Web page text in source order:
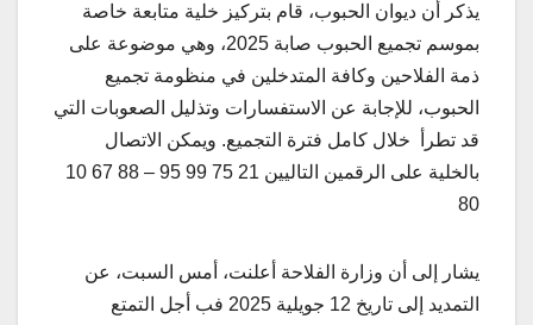
يذكر أن ديوان الحبوب، قام بتركيز خلية متابعة خاصة
بموسم تجميع الحبوب صابة 2025، وهي موضوعة على
ذمة الفلاحين وكافة المتدخلين في منظومة تجميع
الحبوب، للإجابة عن الاستفسارات وتذليل الصعوبات التي
قد تطرأ خلال كامل فترة التجميع. ويمكن الاتصال
بالخلية على الرقمين التاليين 21 75 99 95 – 88 67 10
80
يشار إلى أن وزارة الفلاحة أعلنت، أمس السبت، عن
التمديد إلى تاريخ 12 جويلية 2025 فب أجل التمتع